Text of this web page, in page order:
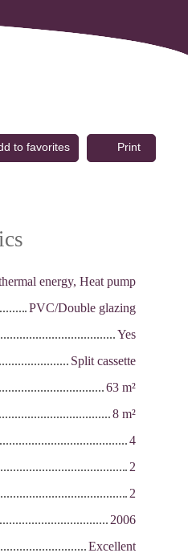
to favorites Print
energy, Heat pump
PVC/Double glazing
Yes
Split cassette
63 m²
8 m²
4
2
2
2006
Excellent